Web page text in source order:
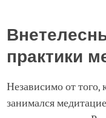
практики
Независимо от
занимался